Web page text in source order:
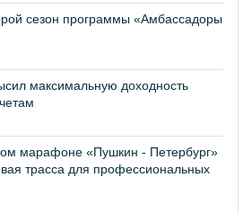
сезон программы «Амбассадоры
максимальную доходность
марафоне «Пушкин - Петербург»
трасса для профессиональных